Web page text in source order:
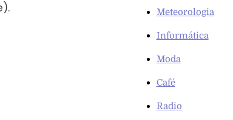
Meteorologia
Informática
Moda
Café
Radio